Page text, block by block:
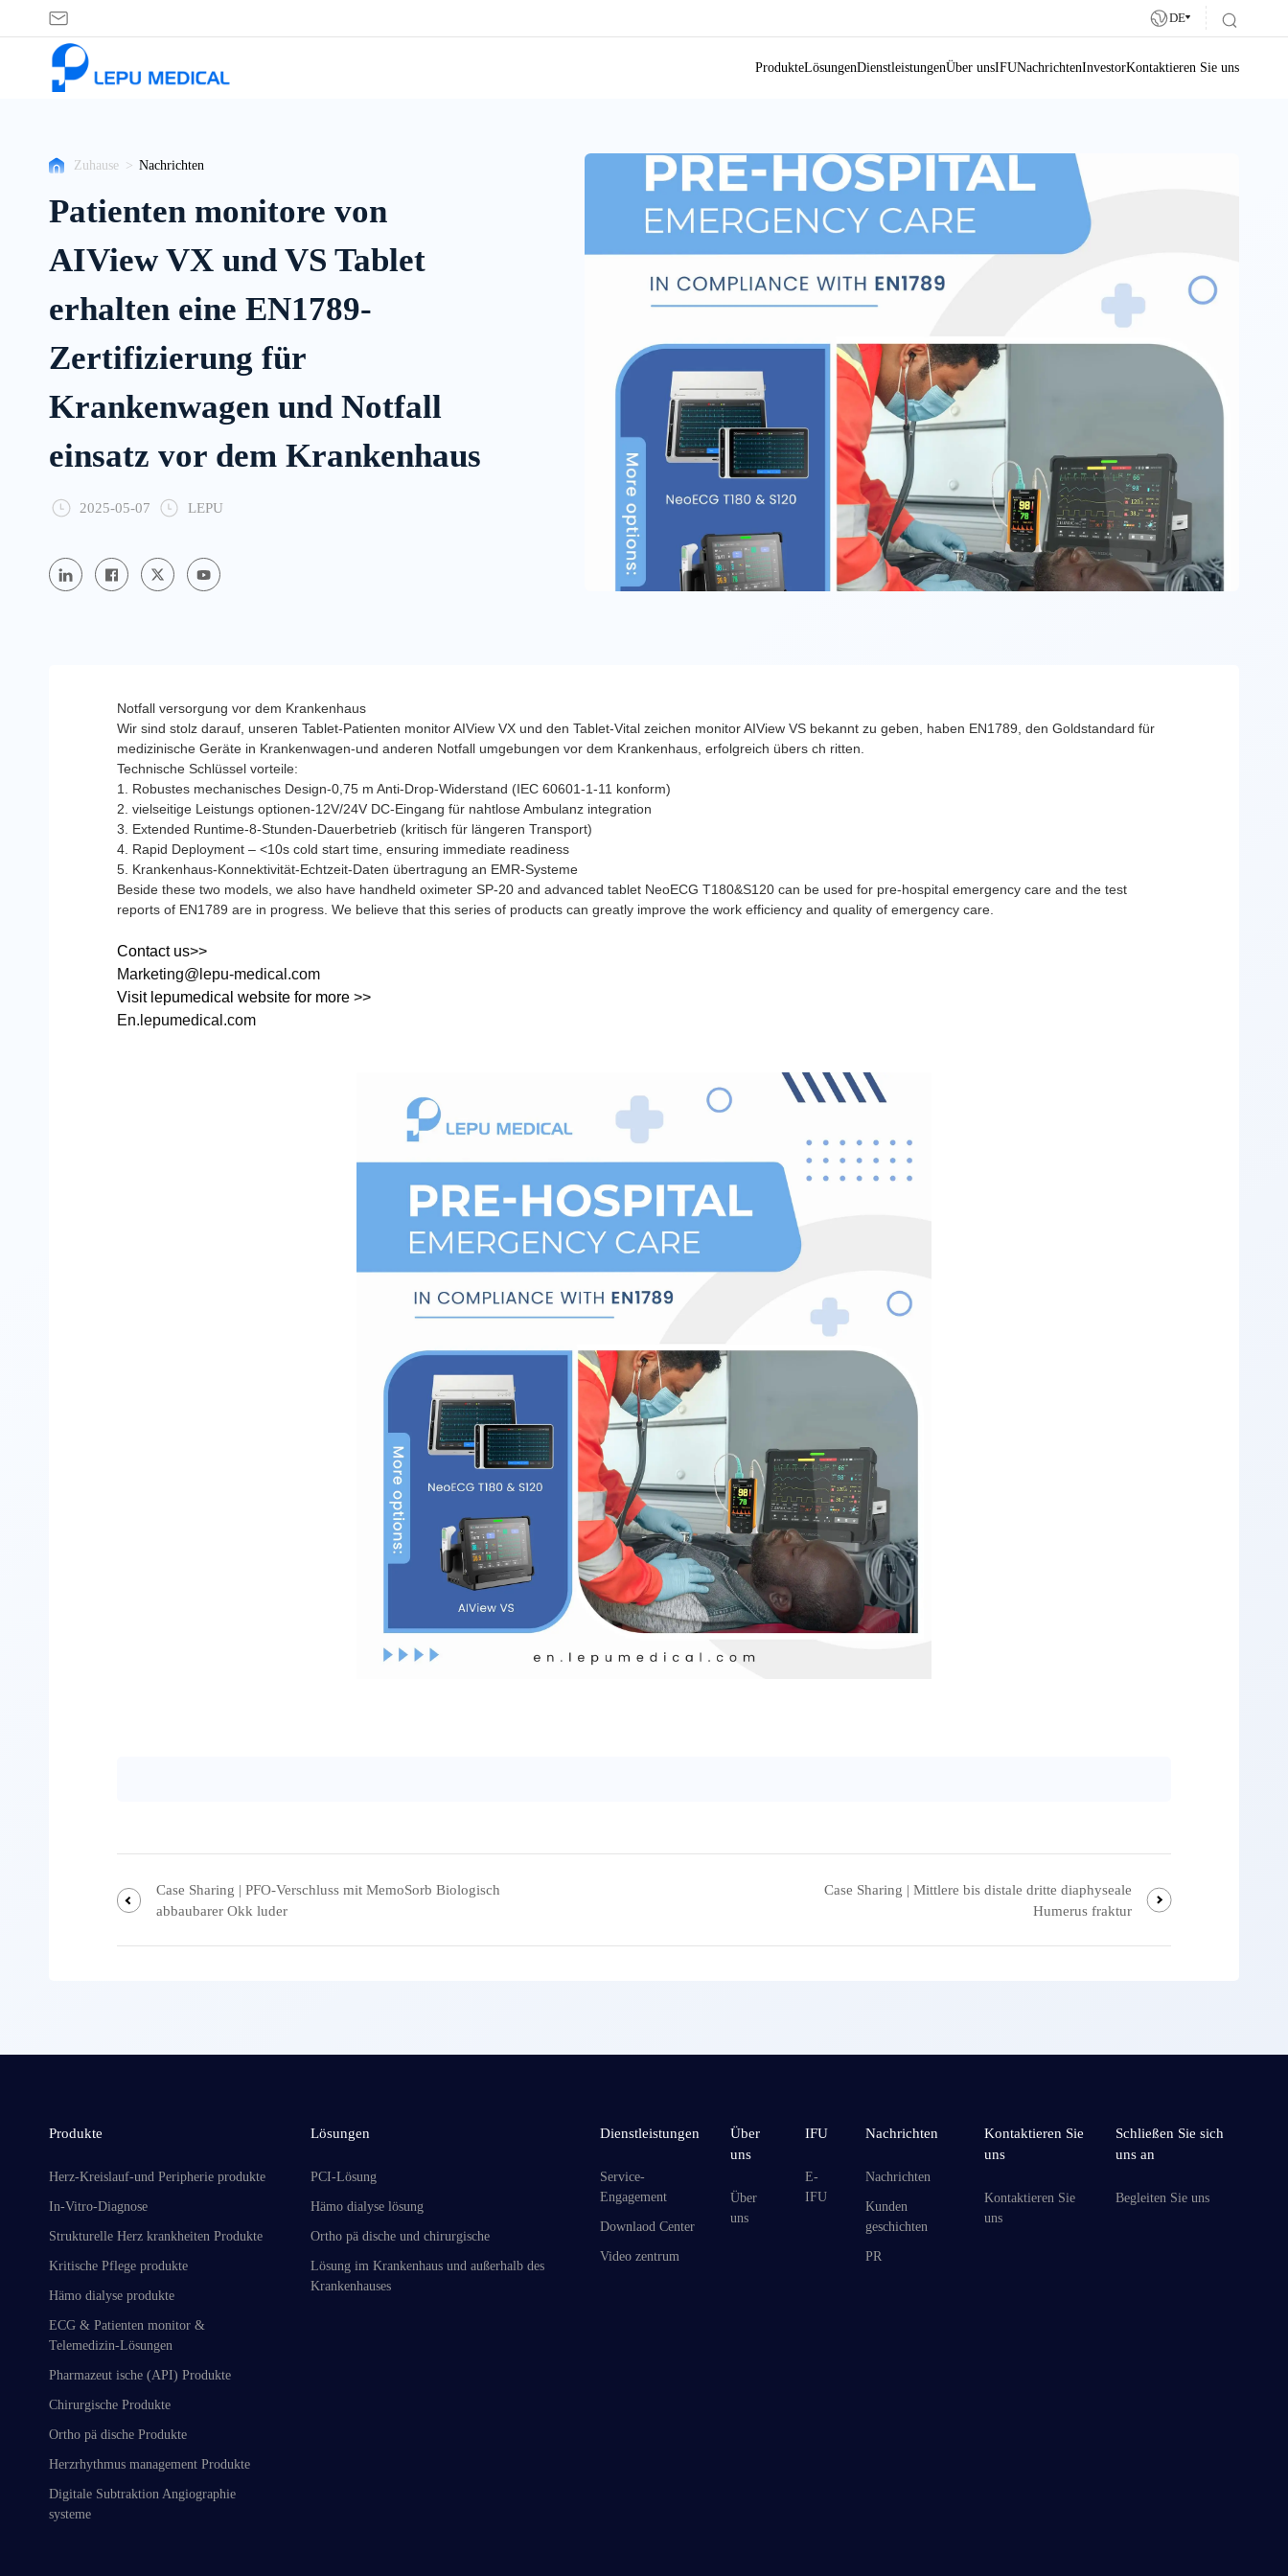
Nachrichten DE
ProdukteLösungenDienstleistungenÜber unsIFUNachrichtenInvestorKontaktieren Sie uns
Zuhause > Nachrichten
Patienten monitore von
AIView VX und VS Tablet
erhalten eine EN1789-
Zertifizierung für
Krankenwagen und Notfall
einsatz vor dem Krankenhaus
2025-05-07 LEPU
Notfall versorgung vor dem Krankenhaus
Wir sind stolz darauf, unseren Tablet-Patienten monitor AIView VX und den Tablet-Vital zeichen monitor AIView VS bekannt zu geben, haben EN1789, den Goldstandard für
medizinische Geräte in Krankenwagen-und anderen Notfall umgebungen vor dem Krankenhaus, erfolgreich übers ch ritten.
Technische Schlüssel vorteile:
1. Robustes mechanisches Design-0,75 m Anti-Drop-Widerstand (IEC 60601-1-11 konform)
2. vielseitige Leistungs optionen-12V/24V DC-Eingang für nahtlose Ambulanz integration
3. Extended Runtime-8-Stunden-Dauerbetrieb (kritisch für längeren Transport)
4. Rapid Deployment – <10s cold start time, ensuring immediate readiness
5. Krankenhaus-Konnektivität-Echtzeit-Daten übertragung an EMR-Systeme
Beside these two models, we also have handheld oximeter SP-20 and advanced tablet NeoECG T180&S120 can be used for pre-hospital emergency care and the test
reports of EN1789 are in progress. We believe that this series of products can greatly improve the work efficiency and quality of emergency care.
Contact us>>
Marketing@lepu-medical.com
Visit lepumedical website for more >>
En.lepumedical.com
Case Sharing | PFO-Verschluss mit MemoSorb Biologisch
abbaubarer Okk luder
Case Sharing | Mittlere bis distale dritte diaphyseale
Humerus fraktur
Produkte
Herz-Kreislauf-und Peripherie produkte
In-Vitro-Diagnose
Strukturelle Herz krankheiten Produkte
Kritische Pflege produkte
Hämo dialyse produkte
ECG & Patienten monitor &
Telemedizin-Lösungen
Pharmazeut ische (API) Produkte
Chirurgische Produkte
Ortho pä dische Produkte
Herzrhythmus management Produkte
Digitale Subtraktion Angiographie
systeme
Lösungen
PCI-Lösung
Hämo dialyse lösung
Ortho pä dische und chirurgische
Lösung im Krankenhaus und außerhalb des
Krankenhauses
Dienstleistungen
Service-
Engagement
Downlaod Center
Video zentrum
Über
uns
Über
uns
IFU
E-
IFU
Nachrichten
Nachrichten
Kunden
geschichten
PR
Kontaktieren Sie
uns
Kontaktieren Sie
uns
Schließen Sie sich
uns an
Begleiten Sie uns